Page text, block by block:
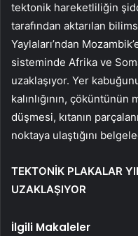
tektonik hareketliliğin
tarafından aktarılan
Yaylaları’ndan
sisteminde Afrika ve
uzaklaşıyor. Yer
kalınlığının,
düşmesi, kıtanın
noktaya ulaştığını
TEKTONİK PLAKALAR
UZAKLAŞIYOR
İlgili Makaleler